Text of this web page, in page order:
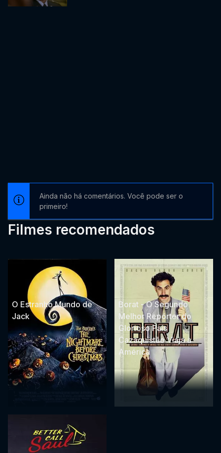
Ainda não há comentários. Você pode ser o
primeiro!
Filmes recomendados
O Estranho Mundo de
Jack
Borat - O Segundo
Melhor Repórter do
Glorioso País
Cazaquistão Viaja à
América